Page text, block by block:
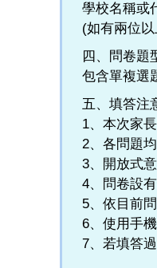
學校名稱或
(如有兩位
四、問卷題
包含單複選
五、填答注
1、本次家
2、各問題
3、開放式
4、問卷設
5、依目前
6、使用手
7、若填答